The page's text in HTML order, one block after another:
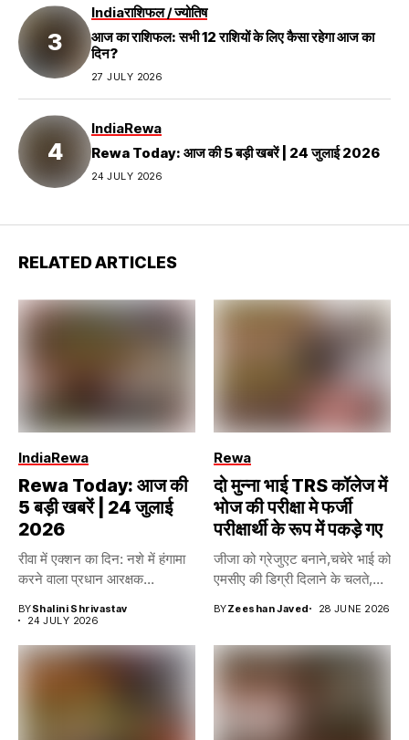
Indiaराशिफल / ज्योतिष
आज का राशिफल: सभी 12 राशियों के लिए कैसा रहेगा आज का
दिन?
27 JULY 2026
IndiaRewa
Rewa Today: आज की 5 बड़ी खबरें | 24 जुलाई 2026
24 JULY 2026
RELATED ARTICLES
IndiaRewa
Rewa Today: आज की
5 बड़ी खबरें | 24 जुलाई
2026
रीवा में एक्शन का दिन: नशे में हंगामा
करने वाला प्रधान आरक्षक...
BYShalini Shrivastav
24 JULY 2026
Rewa
दो मुन्ना भाई TRS कॉलेज में
भोज की परीक्षा मे फर्जी
परीक्षार्थी के रूप में पकड़े गए
जीजा को ग्रेजुएट बनाने,चचेरे भाई को
एमसीए की डिग्री दिलाने के चलते,...
BYZeeshan Javed 28 JUNE 2026